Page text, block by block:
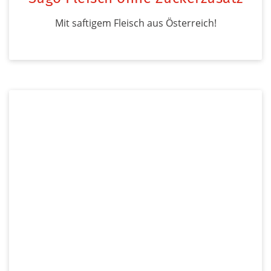
Mit saftigem Fleisch aus Österreich!